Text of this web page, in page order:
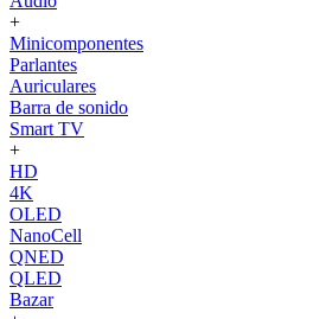
+
Minicomponentes
Parlantes
Auriculares
Barra de sonido
Smart TV
+
HD
4K
OLED
NanoCell
QNED
QLED
Bazar